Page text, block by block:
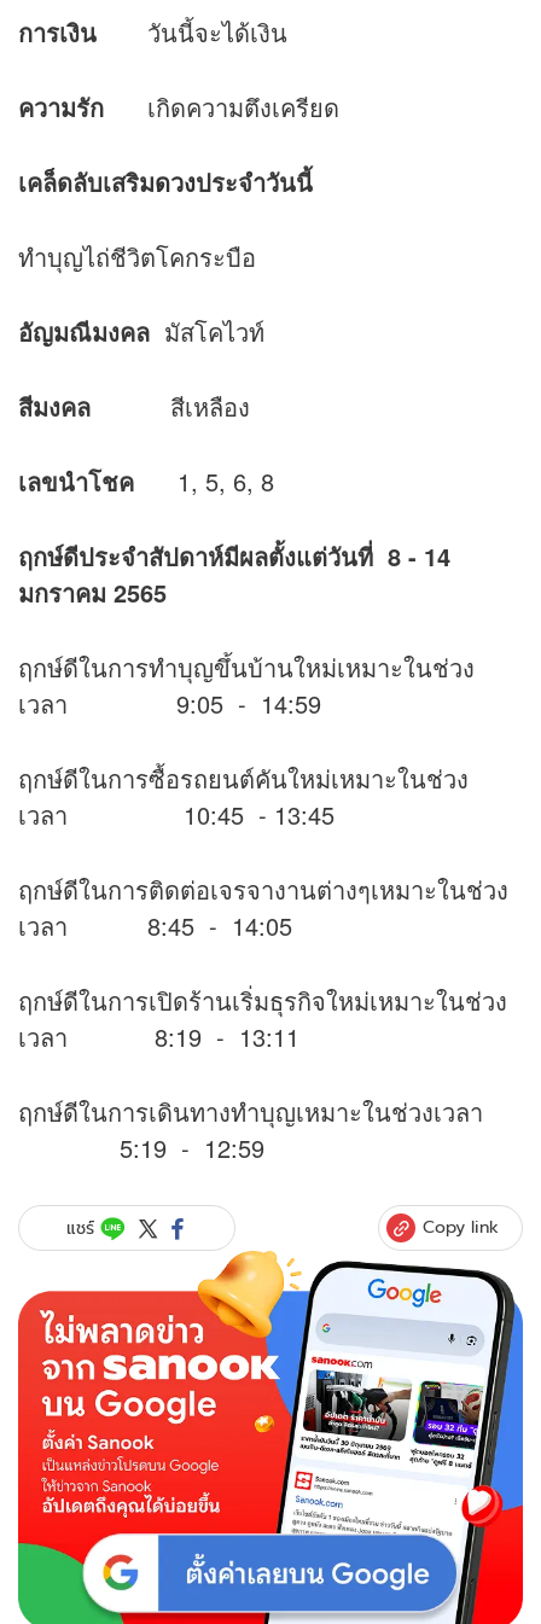
การเงิน วันนี้จะได้เงิน
ความรัก เกิดความตึงเครียด
เคล็ดลับเสริมดวงประจำวันนี้
ทำบุญไถ่ชีวิตโคกระบือ
อัญมณีมงคล มัสโคไวท์
สีมงคล สีเหลือง
เลขนำโชค 1, 5, 6, 8
ฤกษ์ดีประจำสัปดาห์มีผลตั้งแต่วันที่ 8 - 14
มกราคม 2565
ฤกษ์ดีในการทำบุญขึ้นบ้านใหม่เหมาะในช่วง
เวลา 9:05 - 14:59
ฤกษ์ดีในการซื้อรถยนต์คันใหม่เหมาะในช่วง
เวลา 10:45 - 13:45
ฤกษ์ดีในการติดต่อเจรจางานต่างๆเหมาะในช่วง
เวลา 8:45 - 14:05
ฤกษ์ดีในการเปิดร้านเริ่มธุรกิจใหม่เหมาะในช่วง
เวลา 8:19 - 13:11
ฤกษ์ดีในการเดินทางทำบุญเหมาะในช่วงเวลา
5:19 - 12:59
แชร์ Copy link